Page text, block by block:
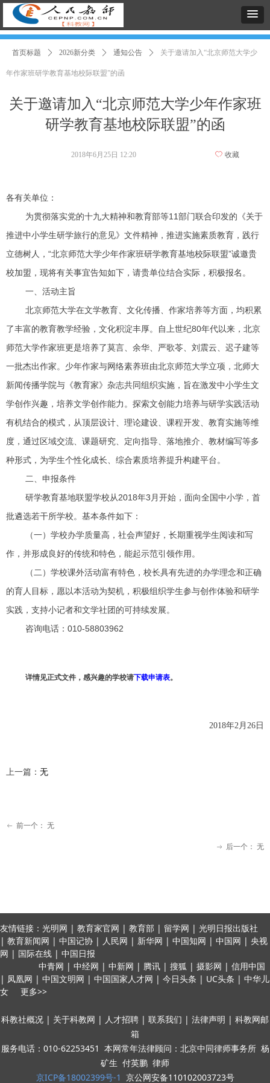
关于邀请加入“北京师范大学少年作家班
研学教育基地校际联盟”的函
首页标题 ꄲ 2026新分类 ꄲ 通知公告 ꄲ 关于邀请加入“北京师范大学少
年作家班研学教育基地校际联盟”的函
各有关单位：
为贯彻落实党的十九大精神和教育部等11部门联合印发的《关于
推进中小学生研学旅行的意见》文件精神，推进实施素质教育，践行
立德树人，“北京师范大学少年作家班研学教育基地校际联盟”诚邀贵
校加盟，现将有关事宜告知如下，请贵单位结合实际，积极报名。
一、活动主旨
北京师范大学在文学教育、文化传播、作家培养等方面，均积累
了丰富的教育教学经验，文化积淀丰厚。自上世纪80年代以来，北京
师范大学作家班更是培养了莫言、余华、严歌苓、刘震云、迟子建等
一批杰出作家。少年作家与网络素养班由北京师范大学立项，北师大
新闻传播学院与《教育家》杂志共同组织实施，旨在激发中小学生文
学创作兴趣，培养文学创作能力。探索文创能力培养与研学实践活动
有机结合的模式，从顶层设计、理论建设、课程开发、教育实施等维
度，通过区域交流、课题研究、定向指导、落地推介、教材编写等多
种形式，为学生个性化成长、综合素质培养提升构建平台。
二、申报条件
研学教育基地联盟学校从2018年3月开始，面向全国中小学，首
批遴选若干所学校。基本条件如下：
（一）学校办学质量高，社会声望好，长期重视学生阅读和写
作，并形成良好的传统和特色，能起示范引领作用。
（二）学校课外活动富有特色，校长具有先进的办学理念和正确
的育人目标，愿以本活动为契机，积极组织学生参与创作体验和研学
实践，支持小记者和文学社团的可持续发展。
咨询电话：010-58803962
详情见正式文件，感兴趣的学校请下载申请表。
2018年2月26日
上一篇： 无
2018年6月25日 12:20 ꄀ 收藏
ꂃ 前一个： 无
ꁹ 后一个： 无
友情链接：光明网 | 教育家官网 | 教育部 | 留学网 | 光明日报出版社
| 教育新闻网 | 中国记协 | 人民网 | 新华网 | 中国知网 | 中国网 | 央视
网 | 国际在线 | 中国日报
中青网 | 中经网 | 中新网 | 腾讯 | 搜狐 | 摄影网 | 信用中国
| 凤凰网 | 中国文明网 | 中国国家人才网 | 今日头条 | UC头条 | 中华儿
女 更多>>
科教社概况 | 关于科教网 | 人才招聘 | 联系我们 | 法律声明 | 科教网邮
箱
服务电话：010-62253451 本网常年法律顾问：北京中同律师事务所 杨
矿生 付英鹏 律师
京ICP备18002399号-1 京公网安备110102003723号